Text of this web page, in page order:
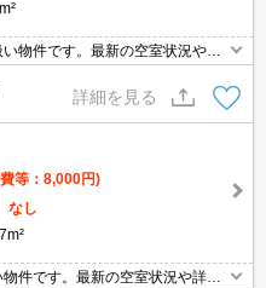
物件です。最新の空室状況やの
さい。
詳細を見る
等：8,000円)
なし
件です。最新の空室状況や詳細